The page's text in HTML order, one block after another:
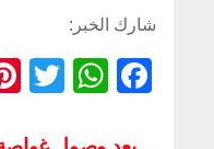
شارك الخبر:
F
W
T